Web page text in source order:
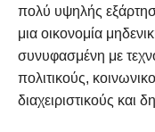
πολύ υψηλής
μια οικονομία
συνυφασμένη με
πολιτικούς,
διαχειριστικούς και